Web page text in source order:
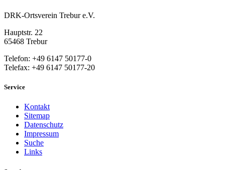
DRK-Ortsverein Trebur e.V.
Hauptstr. 22
65468 Trebur
Telefon: +49 6147 50177-0
Telefax: +49 6147 50177-20
Service
Kontakt
Sitemap
Datenschutz
Impressum
Suche
Links